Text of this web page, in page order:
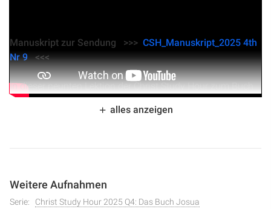
Manuskript zur Sendung >>> CSH_Manuskript_2025 4th
Nr 9<<<
In dieser neunten Lektion der Christ Study Hour zum Buch
Josua beleuchtet Christopher Kramp das biblische Thema
des verheißenen Landes aus einer gesamtbiblischen
zeigt auf, wie das Land Kanaan als Illustration für Gottes
Bund und sein Ziel dient, die Menschen in eine tiefe
alles anzeigen
Weitere Aufnahmen
Serie: Christ Study Hour 2025 Q4: Das Buch Josua